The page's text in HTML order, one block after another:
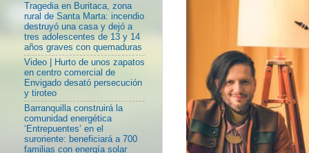
Tragedia en Buritaca, zona
rural de Santa Marta: incendio
destruyó una casa y dejó a
tres adolescentes de 13 y 14
años graves con quemaduras
Video | Hurto de unos zapatos
en centro comercial de
Envigado desató persecución
y tiroteo
Barranquilla construirá la
comunidad energética
‘Entrepuentes’ en el
suroriente: beneficiará a 700
familias con energía solar